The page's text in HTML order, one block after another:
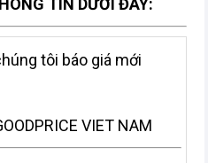
tôi báo giá mới
VIET NAM